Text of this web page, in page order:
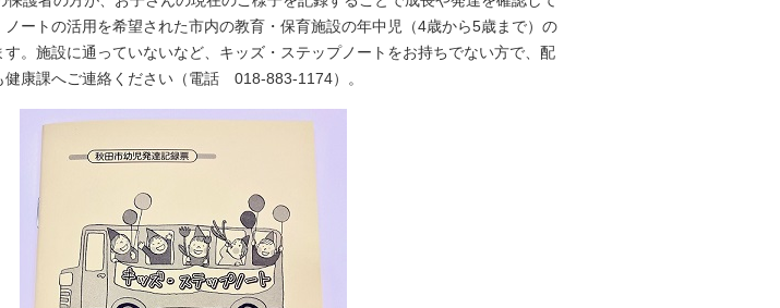
ートの活用を希望された市内の教育・保育施設の年中児（4歳から5歳まで）の
。施設に通っていないなど、キッズ・ステップノートをお持ちでない方で、配
健康課へご連絡ください（電話 018-883-1174）。